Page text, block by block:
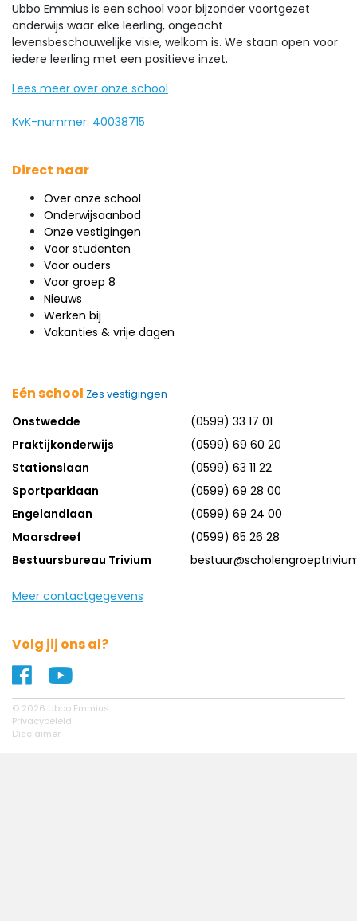
Ubbo Emmius is een school voor bijzonder voortgezet
onderwijs waar elke leerling, ongeacht
levensbeschouwelijke visie, welkom is. We staan open voor
iedere leerling met een positieve inzet.
Lees meer over onze school
KvK-nummer: 40038715
Direct naar
Over onze school
Onderwijsaanbod
Onze vestigingen
Voor studenten
Voor ouders
Voor groep 8
Nieuws
Werken bij
Vakanties & vrije dagen
Eén school Zes vestigingen
Onstwedde
(0599) 33 17 01
Praktijkonderwijs
(0599) 69 60 20
Stationslaan
(0599) 63 11 22
Sportparklaan
(0599) 69 28 00
Engelandlaan
(0599) 69 24 00
Maarsdreef
(0599) 65 26 28
Bestuursbureau Trivium
Meer contactgegevens
Volg jij ons al?
Naar ons Facebook profiel
© 2026 Ubbo Emmius
Privacybeleid
Disclaimer